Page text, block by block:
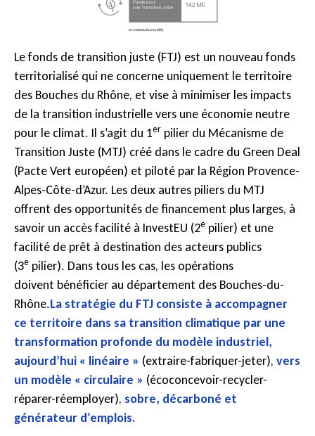
Le fonds de transition juste (FTJ) est un nouveau fonds
territorialisé qui ne concerne uniquement le territoire
des Bouches du Rhône, et vise à minimiser les impacts
de la transition industrielle vers une économie neutre
pour le climat. Il s’agit du 1er pilier du Mécanisme de
Transition Juste (MTJ) créé dans le cadre du Green Deal
(Pacte Vert européen) et piloté par la Région Provence-
Alpes-Côte-d’Azur. Les deux autres piliers du MTJ
offrent des opportunités de financement plus larges, à
savoir un accès facilité à InvestEU (2e pilier) et une
facilité de prêt à destination des acteurs publics
(3e pilier). Dans tous les cas, les opérations
doivent bénéficier au département des Bouches-du-
Rhône.La stratégie du FTJ consiste à accompagner
ce territoire dans sa transition climatique par une
transformation profonde du modèle industriel,
aujourd’hui « linéaire » (extraire-fabriquer-jeter), vers
un modèle « circulaire » (écoconcevoir-recycler-
réparer-réemployer), sobre, décarboné et
générateur d’emplois.